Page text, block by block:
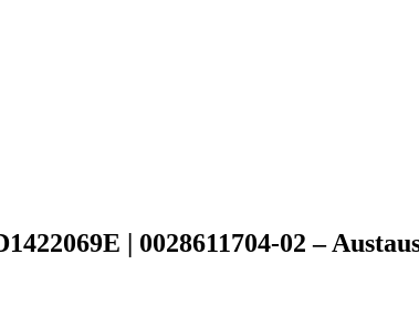
| 0028611704-02 –